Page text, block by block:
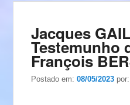
Jacques
Testemunho
François
Postado em:08/05/2023